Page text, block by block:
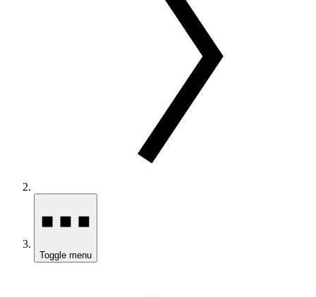
Toggle menu